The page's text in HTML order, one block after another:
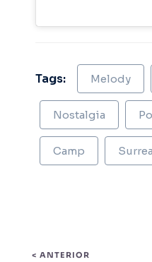
Tags: Melody
Nostalgia
Camp
< ANTERIOR